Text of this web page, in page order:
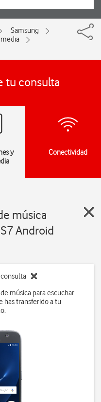
Samsung
tu consulta
y
Conectividad
música
Android
música para escuchar
has transferido a tu